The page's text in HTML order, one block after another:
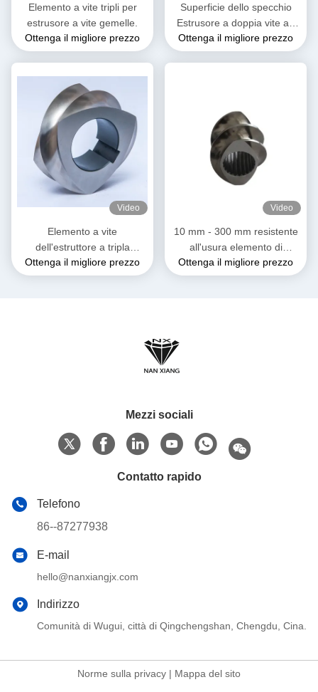
Elemento a vite tripli per
estrusore a vite gemelle.
Ottenga il migliore prezzo
Superficie dello specchio
Estrusore a doppia vite ad
alta indurimento Elemento di
vite a doppio volo
Ottenga il migliore prezzo
Video
Elemento a vite
dell'estruttore a tripla
velocità Flusso a singola
spina per la composizione di
Ottenga il migliore prezzo
Video
10 mm - 300 mm resistente
all'usura elemento di
estrusore a doppia vite
Ottenga il migliore prezzo
Mezzi sociali
Contatto rapido
Telefono
86--87277938
E-mail
hello@nanxiangjx.com
Indirizzo
Comunità di Wugui, città di Qingchengshan, Chengdu, Cina.
Norme sulla privacy | Mappa del sito